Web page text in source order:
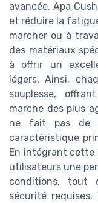
avancée. Apa
et réduire la
marcher ou à
des matériaux
à offrir un
légers. Ainsi,
souplesse,
marche des plus
ne fait pas de
caractéristique
En intégrant cette
utilisateurs une
conditions, tout
sécurité